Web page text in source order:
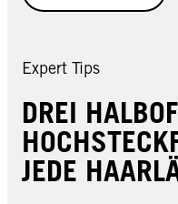
Expert Tips
DREI
JEDE